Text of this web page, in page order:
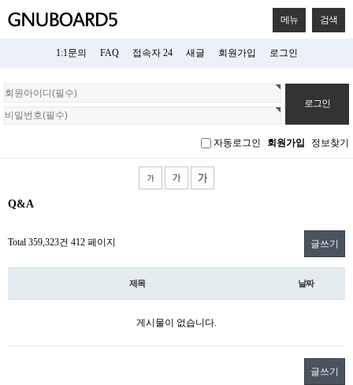
메뉴 검색
1:1문의 FAQ 접속자 24 새글 회원가입 로그인
회
원
로
자동로그인 회원가입 정보찾기
Q&A
Total 359,323건 412 페이지 글쓰기
제목 날짜
게시물이 없습니다.
글쓰기